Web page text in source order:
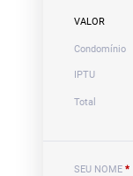
VALOR
Condomínio
IPTU
Total
SEU NOME *